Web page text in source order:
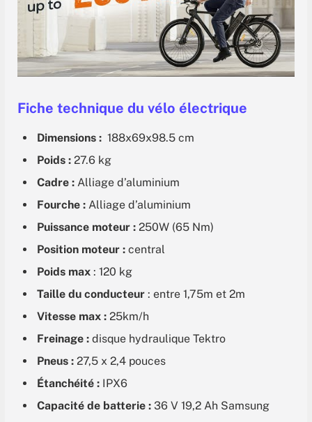
Fiche technique du vélo électrique
Dimensions : 188x69x98.5 cm
Poids : 27.6 kg
Cadre : Alliage d’aluminium
Fourche : Alliage d’aluminium
Puissance moteur : 250W (65 Nm)
Position moteur : central
Poids max : 120 kg
Taille du conducteur : entre 1,75m et 2m
Vitesse max : 25km/h
Freinage : disque hydraulique Tektro
Pneus : 27,5 x 2,4 pouces
Étanchéité : IPX6
Capacité de batterie : 36 V 19,2 Ah Samsung